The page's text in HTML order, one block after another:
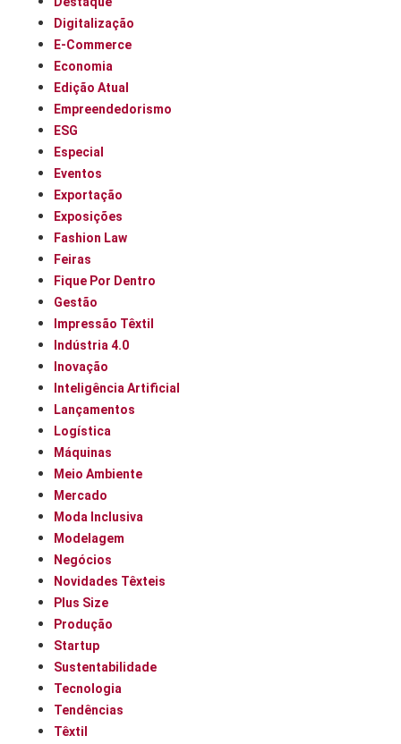
Digitalização
E-Commerce
Economia
Edição Atual
Empreendedorismo
ESG
Especial
Eventos
Exportação
Exposições
Fashion Law
Feiras
Fique Por Dentro
Gestão
Impressão Têxtil
Indústria 4.0
Inovação
Inteligência Artificial
Lançamentos
Logística
Máquinas
Meio Ambiente
Mercado
Moda Inclusiva
Modelagem
Negócios
Novidades Têxteis
Plus Size
Produção
Startup
Sustentabilidade
Tecnologia
Tendências
Têxtil